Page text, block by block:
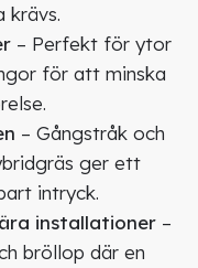
krävs.
– Perfekt för ytor
för att minska
– Gångstråk och
ger ett
intryck.
installationer –
bröllop där en